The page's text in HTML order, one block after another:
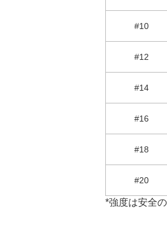
#10
#12
#14
#16
#18
#20
*強度は安全